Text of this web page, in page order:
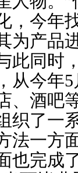
，今年
为产品
同时，
从今年
、酒吧
织了一
法一方
也完成